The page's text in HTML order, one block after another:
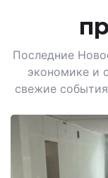
Последние
экономике и
свежие